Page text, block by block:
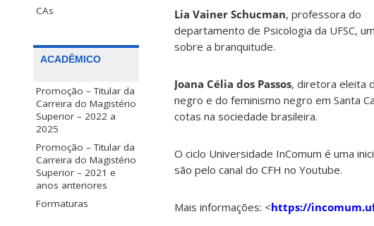
CAs
ACADÊMICO
Promoção – Titular da
Carreira do Magistério
Superior – 2022 a
2025
Promoção – Titular da
Carreira do Magistério
Superior – 2021 e
anos anteriores
Formaturas
Lia Vainer Schucman, professora do
departamento de Psicologia da UFSC,
sobre a branquitude.
Joana Célia dos Passos, diretora eleita
negro e do feminismo negro em Santa
cotas na sociedade brasileira.
O ciclo Universidade InComum é uma
são pelo canal do CFH no Youtube.
Mais informações: <https://